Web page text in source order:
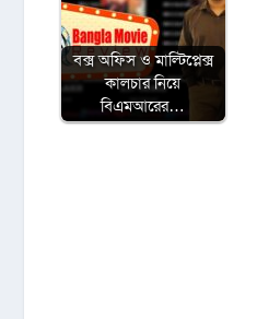
বক্স অফিস ও মাল্টিপ্লেক্স
কালচার নিয়ে
বিএমআরের…